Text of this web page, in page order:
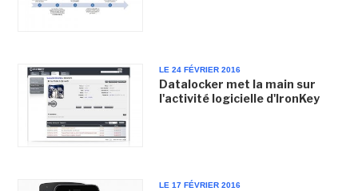
LE 24 FÉVRIER 2016
Datalocker met la main sur
l'activité logicielle d'IronKey
LE 17 FÉVRIER 2016